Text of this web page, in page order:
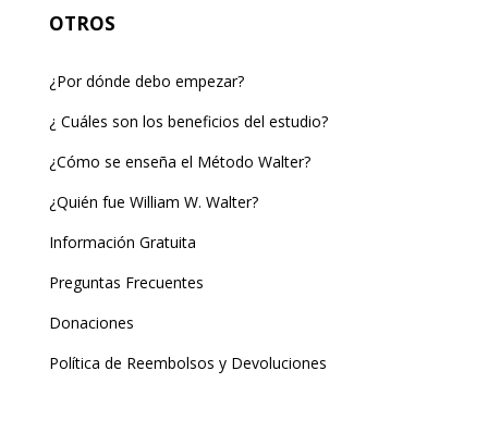
OTROS
¿Por dónde debo empezar?
¿ Cuáles son los beneficios del estudio?
¿Cómo se enseña el Método Walter?
¿Quién fue William W. Walter?
Información Gratuita
Preguntas Frecuentes
Donaciones
Política de Reembolsos y Devoluciones